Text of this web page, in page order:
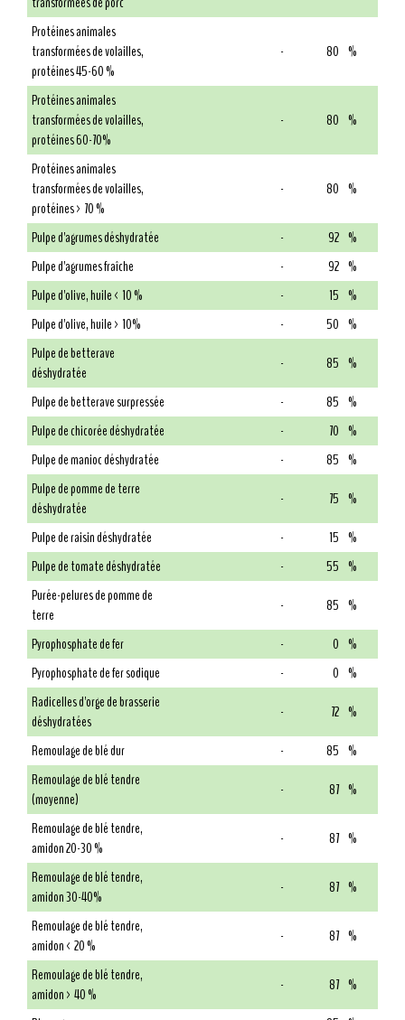
Protéines animales
transformées de volailles,
protéines 45-60 %
- 80 %
Protéines animales
transformées de volailles,
protéines 60-70%
- 80 %
Protéines animales
transformées de volailles,
protéines > 70 %
- 80 %
Pulpe d'agrumes déshydratée - 92 %
Pulpe d'agrumes fraîche
- 92 %
Pulpe d'olive, huile < 10 %
- 15 %
Pulpe d'olive, huile > 10%
- 50 %
Pulpe de betterave
déshydratée
- 85 %
Pulpe de betterave surpressée
- 85 %
Pulpe de chicorée déshydratée
- 70 %
Pulpe de manioc déshydratée
- 85 %
Pulpe de pomme de terre
déshydratée
- 75 %
Pulpe de raisin déshydratée
- 15 %
Pulpe de tomate déshydratée
- 55 %
Purée-pelures de pomme de
terre
- 85 %
Pyrophosphate de fer
- 0 %
Pyrophosphate de fer sodique
- 0 %
Radicelles d'orge de brasserie
déshydratées
- 72 %
Remoulage de blé dur
- 85 %
Remoulage de blé tendre
(moyenne)
- 87 %
Remoulage de blé tendre,
amidon 20-30 %
- 87 %
Remoulage de blé tendre,
amidon 30-40%
- 87 %
Remoulage de blé tendre,
amidon < 20 %
- 87 %
Remoulage de blé tendre,
amidon > 40 %
- 87 %